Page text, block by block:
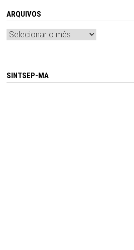
ARQUIVOS
Arquivos
SINTSEP-MA